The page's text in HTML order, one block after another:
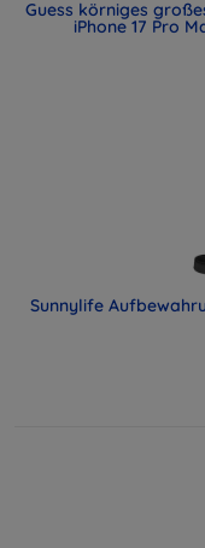
Guess körniges
iPhone 17 Pro
Sunnylife